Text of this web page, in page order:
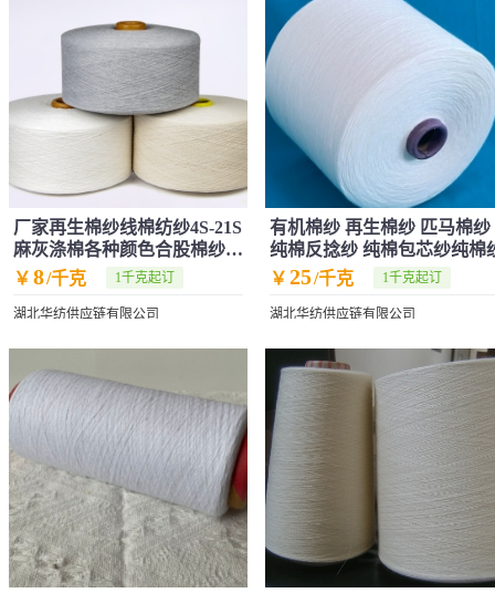
厂家再生棉纱线棉纺纱4S-21S
麻灰涤棉各种颜色合股棉纱包
芯纱批发
￥ 8/千克 1千克起订
湖北华纺供应链有限公司
有机棉纱 再生棉纱 匹马棉纱
纯棉反捻纱 纯棉包芯纱纯棉
￥ 25/千克 1千克起订
湖北华纺供应链有限公司